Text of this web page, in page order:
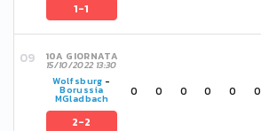
1-1
10A GIORNATA
15/10/2022 13:30
Wolfsburg -
Borussia
MGladbach
2-2
0 0 0 0 0 0